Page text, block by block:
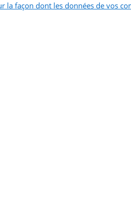
la façon dont les données de vos